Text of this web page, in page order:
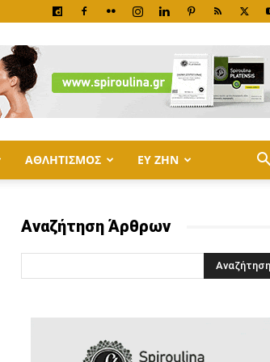
ΑΘΛΗΤΙΣΜΟΣ ΕΥ ΖΗΝ
Αναζήτηση Άρθρων